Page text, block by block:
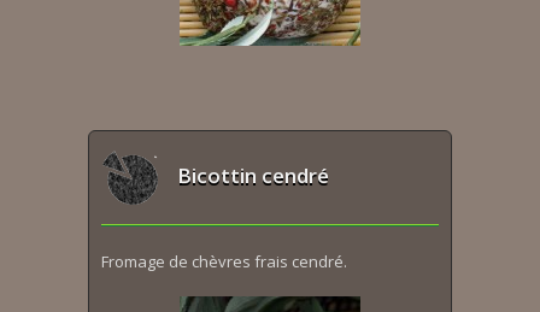
Bicottin cendré
Fromage de chèvres frais cendré.